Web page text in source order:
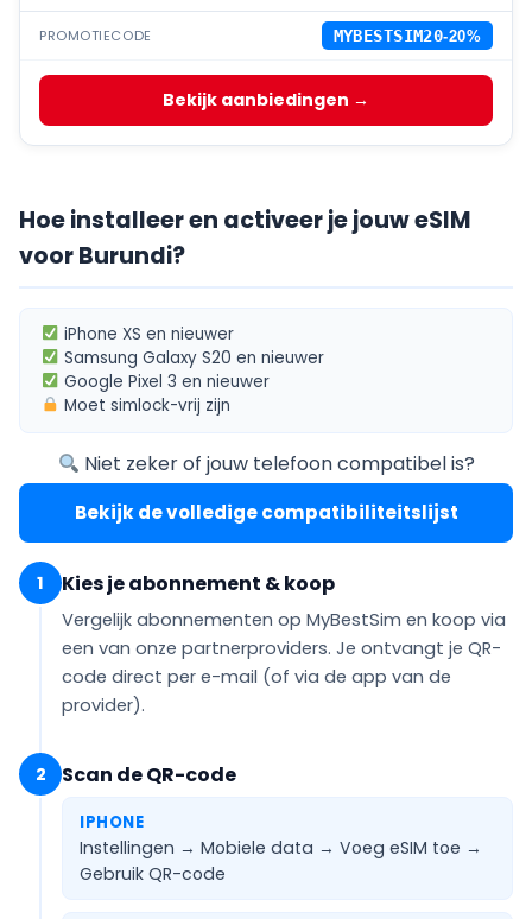
PROMOTIECODE MYBESTSIM20-20%
Bekijk aanbiedingen →
Hoe installeer en activeer je jouw eSIM
voor Burundi?
iPhone XS en nieuwer
Samsung Galaxy S20 en nieuwer
Google Pixel 3 en nieuwer
Moetsimlock-vrij zijn
Niet zeker of jouw telefoon compatibel is?
Bekijk de volledige compatibiliteitslijst
1 Kies je abonnement & koop
Vergelijk abonnementen op MyBestSim en koop via
een van onze partnerproviders. Je ontvangt je QR-
code direct per e-mail (of via de app van de
provider).
2 Scan de QR-code
IPHONE
Instellingen → Mobiele data → Voeg eSIM toe →
Gebruik QR-code